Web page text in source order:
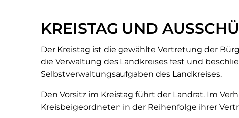
Kreistag
Ausschüsse
KREISTAG UND
Der Kreistag ist die gewählte Vertretung der
die Verwaltung des Landkreises fest und
Selbstverwaltungsaufgaben des Landkreises.
Den Vorsitz im Kreistag führt der Landrat. Im
Kreisbeigeordneten in der Reihenfolge ihrer